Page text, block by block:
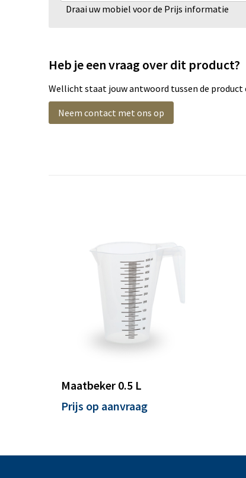
Draai uw mobiel voor de Prijs informatie
Heb je een vraag over dit product?
Wellicht staat jouw antwoord tussen de
Neem contact met ons op
Maatbeker 0.5 L
Prijs op aanvraag